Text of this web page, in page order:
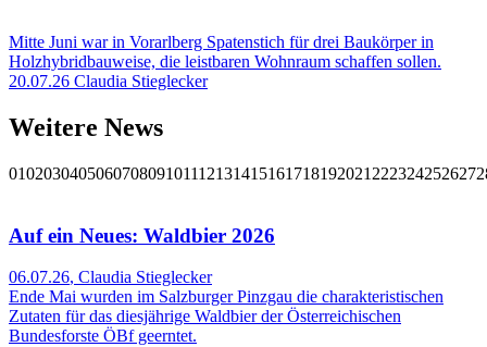
Mitte Juni war in Vorarlberg Spatenstich für drei Baukörper in
Holzhybridbauweise, die leistbaren Wohnraum schaffen sollen.
20.07.26 Claudia Stieglecker
Weitere News
010203040506070809101112131415161718192021 222324252627
Auf ein Neues: Waldbier 2026
06.07.26, Claudia Stieglecker
Ende Mai wurden im Salzburger Pinzgau die charakteristischen
Zutaten für das diesjährige Waldbier der Österreichischen
Bundesforste ÖBf geerntet.